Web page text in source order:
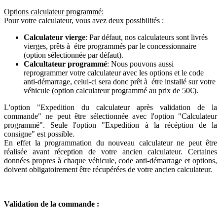
Options calculateur programmé:
Pour votre calculateur, vous avez deux possibilités :
Calculateur vierge: Par défaut, nos calculateurs sont livrés
vierges, prêts à étre programmés par le concessionnaire
(option sélectionnée par défaut).
Calcultateur programmé: Nous pouvons aussi
reprogrammer votre calculateur avec les options et le code
anti-démarrage, celui-ci sera donc prêt à étre installé sur votre
véhicule (option calculateur programmé au prix de 50€).
L'option "Expedition du calculateur après validation de la
commande" ne peut être sélectionnée avec l'option "Calculateur
programmé". Seule l'option "Expedition à la récéption de la
consigne" est possible.
En effet la programmation du nouveau calculateur ne peut être
réalisée avant réception de votre ancien calculateur. Certaines
données propres à chaque véhicule, code anti-démarrage et options,
doivent obligatoirement être récupérées de votre ancien calculateur.
Validation de la commande :